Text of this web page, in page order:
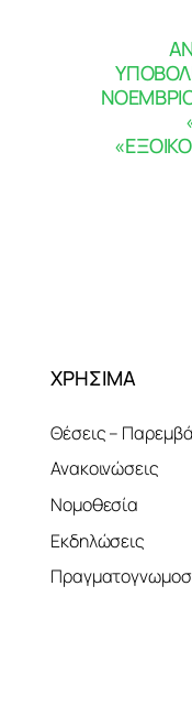
ΧΡΗΣΙΜΑ
Θέσεις –
Ανακοινώσεις
Νομοθεσία
Εκδηλώσεις